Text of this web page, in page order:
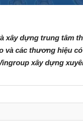
dựng trung tâm
và các thương hiệu
xây dựng